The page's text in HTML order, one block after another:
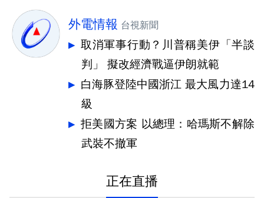
外電情報 台視新聞
取消軍事行動？川普稱美伊「半談
判」 擬改經濟戰逼伊朗就範
白海豚登陸中國浙江 最大風力達14
級
拒美國方案 以總理：哈瑪斯不解除
武裝不撤軍
正在直播